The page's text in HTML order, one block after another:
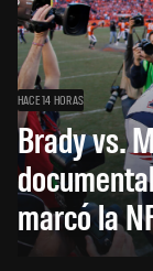
HACE 14 HORAS
Brady vs.
marcó la